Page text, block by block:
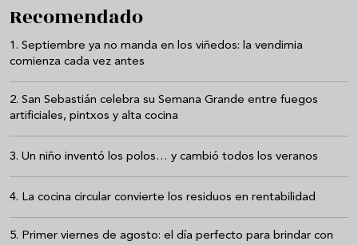
Recomendado
Septiembre ya no manda en los viñedos: la vendimia
comienza cada vez antes
San Sebastián celebra su Semana Grande entre fuegos
artificiales, pintxos y alta cocina
Un niño inventó los polos… y cambió todos los veranos
La cocina circular convierte los residuos en rentabilidad
Primer viernes de agosto: el día perfecto para brindar con